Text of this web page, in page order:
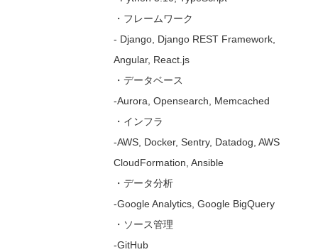
・フレームワーク
- Django, Django REST Framework,
Angular, React.js
・データベース
-Aurora, Opensearch, Memcached
・インフラ
-AWS, Docker, Sentry, Datadog, AWS
CloudFormation, Ansible
・データ分析
-Google Analytics, Google BigQuery
・ソース管理
-GitHub